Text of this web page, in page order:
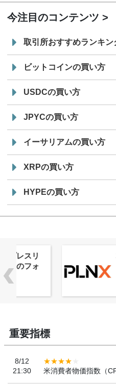
今注目のコンテンツ
取引所おすすめランキン
ビットコインの買い方
USDCの買い方
JPYCの買い方
イーサリアムの買い方
XRPの買い方
HYPEの買い方
株式会社
ーバル
「
重要指標
8/12
21:30
米消費者物価指数（